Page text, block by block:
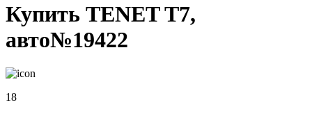
Купить TENET T7,
авто№19422
18